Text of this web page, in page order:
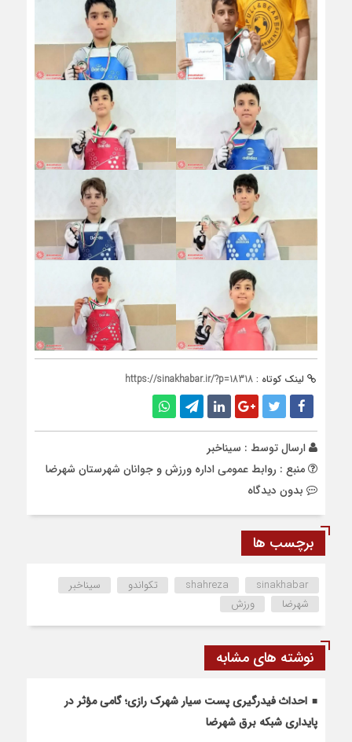
لینک کوتاه : https://sinakhabar.ir/?p=18318
ارسال توسط : سیناخبر
منبع : روابط عمومی اداره ورزش و جوانان شهرستان شهرضا
بدون دیدگاه
برچسب ها
shahreza sinakhabar تکواندو
سیناخبر
شهرضا
ورزش
نوشته های مشابه
احداث فیدرگیری پست سیار شهرک رازی؛ گامی مؤثر در
پایداری شبکه برق شهرضا